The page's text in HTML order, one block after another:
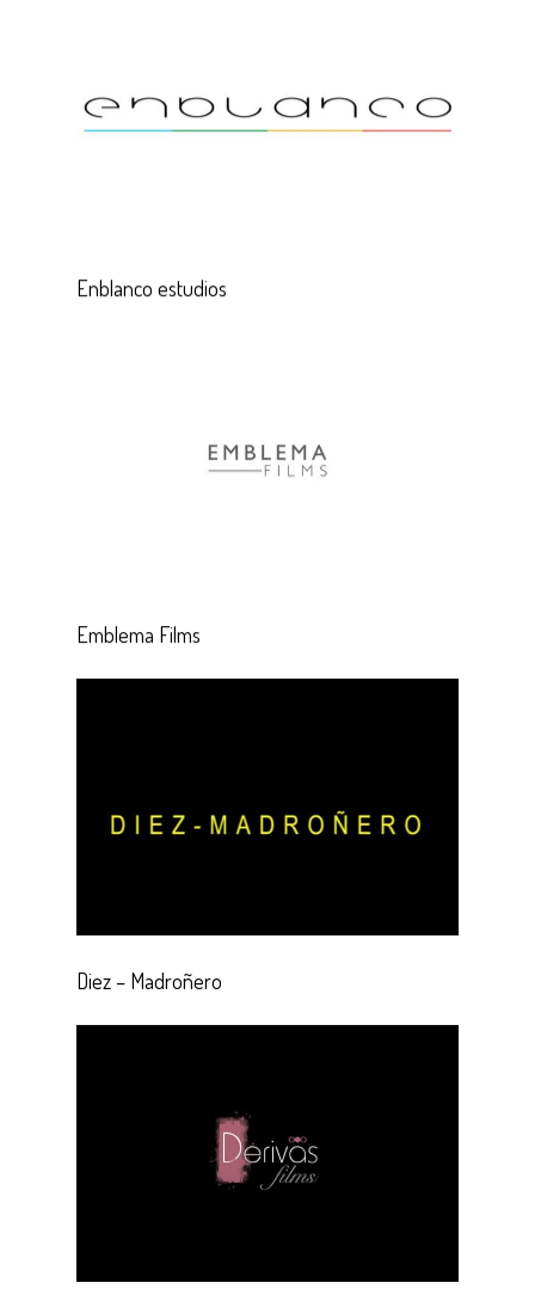
Enblanco estudios
Emblema Films
Diez – Madroñero